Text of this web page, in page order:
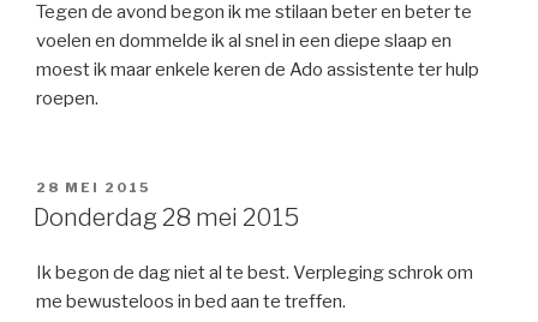
Tegen de avond begon ik me stilaan beter en beter te
voelen en dommelde ik al snel in een diepe slaap en
moest ik maar enkele keren de Ado assistente ter hulp
roepen.
GEPLAATST
OP
28 MEI 2015
Donderdag 28 mei 2015
Ik begon de dag niet al te best. Verpleging schrok om
me bewusteloos in bed aan te treffen.